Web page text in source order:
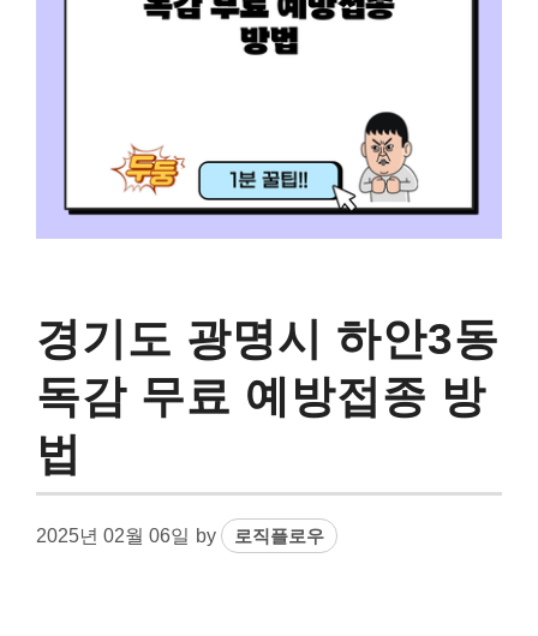
경기도 광명시 하안3동
독감 무료 예방접종 방
법
2025년 02월 06일 by 로직플로우